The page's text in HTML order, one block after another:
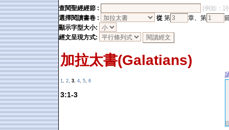
查閱聖經經節 :
(例如：
選擇閱讀書卷 :
從 第 章、第
顯示字型大小:
經文呈現方式:
加拉太書(Galatians)
1, 2, 3, 4, 5, 6
3:1-3